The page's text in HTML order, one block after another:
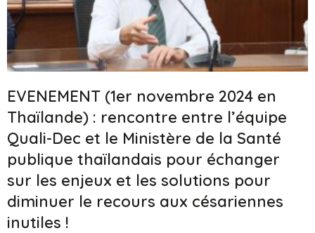
EVENEMENT (1er novembre 2024 en
Thaïlande) : rencontre entre l’équipe
Quali-Dec et le Ministère de la Santé
publique thaïlandais pour échanger
sur les enjeux et les solutions pour
diminuer le recours aux césariennes
inutiles !